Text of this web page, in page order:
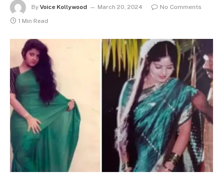
By Voice Kollywood March 20, 2024
No Comments
1 Min Read